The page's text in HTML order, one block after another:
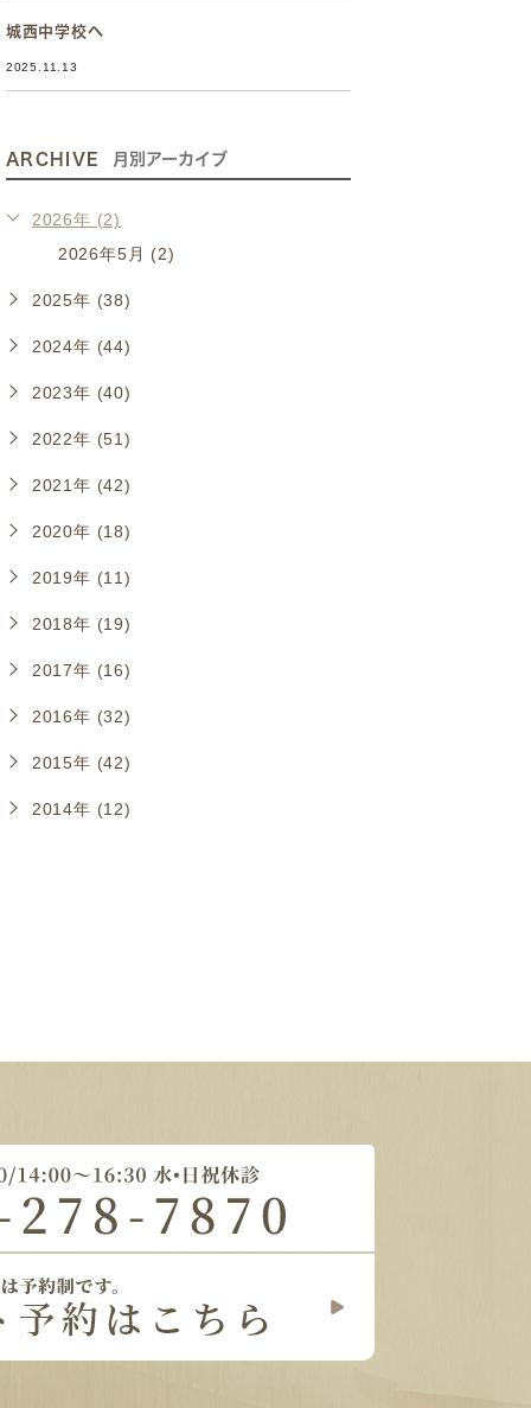
城西中学校へ
2025.11.13
ARCHIVE 月別アーカイブ
2026年 (2)
2026年5月 (2)
2025年 (38)
2024年 (44)
2023年 (40)
2022年 (51)
2021年 (42)
2020年 (18)
2019年 (11)
2018年 (19)
2017年 (16)
2016年 (32)
2015年 (42)
2014年 (12)